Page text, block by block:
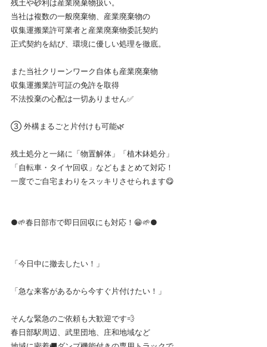
残土や砂利は産業廃棄物扱い。
当社は複数の一般廃棄物、産業廃棄物の
収集運搬業許可業者と産業廃棄物委託契約
正式契約を結び、環境に優しい処理を徹底。
また当社クリーンワーク自体も産業廃棄物
収集運搬業許可証の免許を取得
不法投棄の心配は一切ありません✅
③ 外構まるごと片付けも可能🌿
残土処分と一緒に「物置解体」「植木鉢処分」
「自転車・タイヤ回収」などもまとめて対応！
一度でご自宅まわりをスッキリさせられます😋
●🌱春日部市で即日回収にも対応！😁🌱●
「今日中に撤去したい！」
「急な来客があるから今すぐ片付けたい！」
そんな緊急のご依頼も大歓迎です💨
春日部駅周辺、武里団地、庄和地域など